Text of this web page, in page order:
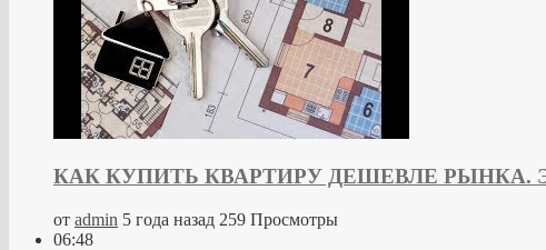
КАК КУПИТЬ КВАРТИРУ ДЕШЕВЛЕ РЫНКА.
от admin 5 года назад 259 Просмотры
06:48